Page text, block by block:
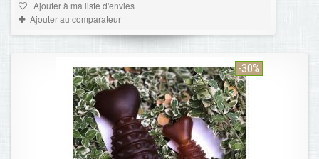
Ajouter à ma liste d'envies
Ajouter au comparateur
-30%